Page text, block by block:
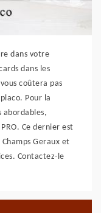
dans votre
dans les
coûtera pas
Pour la
abordables,
Ce dernier est
Geraux et
Contactez-le